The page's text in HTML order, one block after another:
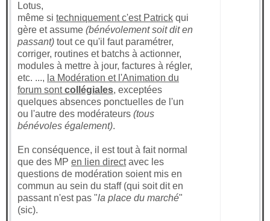
Lotus,
même si techniquement c'est Patrick qui
gère et assume (bénévolement soit dit en
passant) tout ce qu'il faut paramétrer,
corriger, routines et batchs à actionner,
modules à mettre à jour, factures à régler,
etc. ..., la Modération et l'Animation du
forum sontcollégiales, exceptées
quelques absences ponctuelles de l'un
ou l'autre des modérateurs (tous
bénévoles également).
En conséquence, il est tout à fait normal
que des MP en lien directavec les
questions de modération soient mis en
commun au sein du staff (qui soit dit en
passant n'est pas "la place du marché"
(sic).